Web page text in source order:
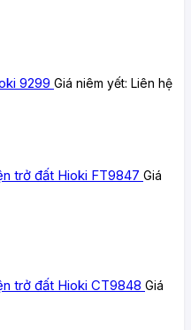
9299 Giá niêm yết: Liên hệ
trở đất Hioki FT9847 Giá
trở đất Hioki CT9848 Giá